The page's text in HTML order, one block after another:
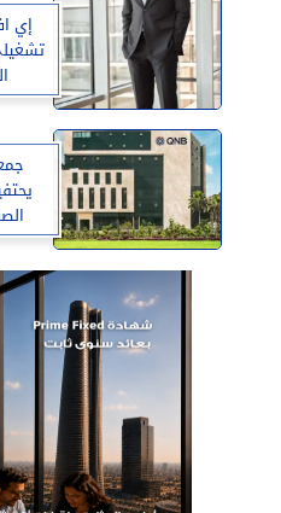
إي